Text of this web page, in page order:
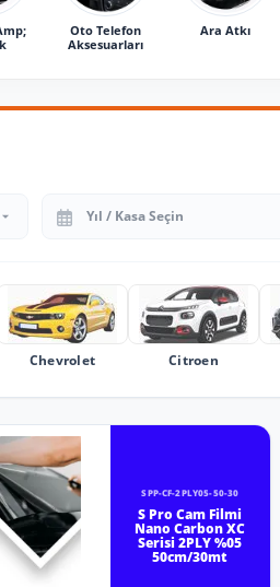
Oto Telefon
Aksesuarları
Ara Atkı
Yıl Seçin
Chevrolet Citroen
SPP-CF-2PLY05-50-30
S Pro Cam Filmi
Nano Carbon XC
Serisi 2PLY %05
50cm/30mt